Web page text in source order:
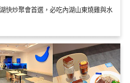
快炒聚會首選，必吃內湖山東燒雞與水